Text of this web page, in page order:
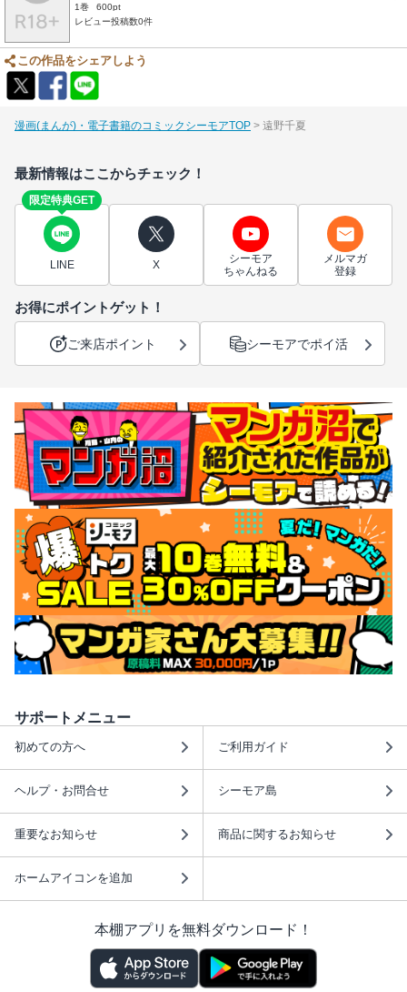
1巻
600pt
レビュー投稿数0件
この作品をシェアしよう
漫画(まんが)・電子書籍のコミックシーモアTOP 遠野千夏
最新情報はここからチェック！
限定特典GET
LINE X
シーモア
ちゃんねる
メルマガ
登録
お得にポイントゲット！
ご来店ポイント シーモアでポイ活
サポートメニュー
初めての方へ ご利用ガイド
ヘルプ・お問合せ シーモア島
重要なお知らせ 商品に関するお知らせ
ホームアイコンを追加
本棚アプリを無料ダウンロード！